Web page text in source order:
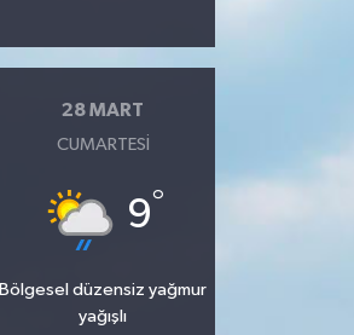
28 MART
CUMARTESI
9°
Bölgesel düzensiz yağmur
yağışlı